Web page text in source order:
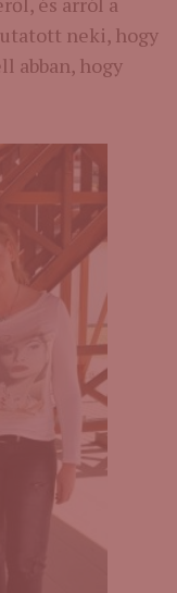
neki, hogy
abban, hogy